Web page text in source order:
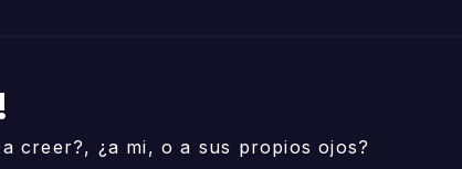
creer?, ¿a mi, o a sus propios ojos?